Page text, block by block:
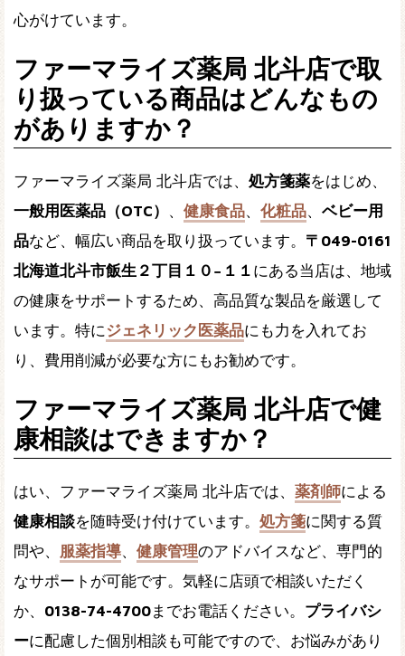
心がけています。
ファーマライズ薬局 北斗店で取
り扱っている商品はどんなもの
がありますか？
ファーマライズ薬局 北斗店では、 処方箋薬をはじめ、
一般用医薬品（OTC） 、 健康食品、 化粧品、 ベビー用
品など、幅広い商品を取り扱っています。 〒049-0161
北海道北斗市飯生２丁目１０−１１ にある当店は、地域
の健康をサポートするため、高品質な製品を厳選して
います。特に ジェネリック医薬品にも力を入れてお
り、費用削減が必要な方にもお勧めです。
ファーマライズ薬局 北斗店で健
康相談はできますか？
はい、ファーマライズ薬局 北斗店では、 薬剤師による
健康相談を随時受け付けています。 処方箋に関する質
問や、 服薬指導、 健康管理のアドバイスなど、専門的
なサポートが可能です。気軽に店頭で相談いただく
か、 0138-74-4700までお電話ください。 プライバシ
ーに配慮した個別相談も可能ですので、お悩みがあり